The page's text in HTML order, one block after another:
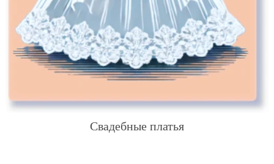
Свадебные платья